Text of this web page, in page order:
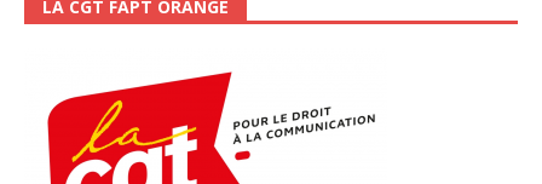
LA CGT FAPT ORANGE